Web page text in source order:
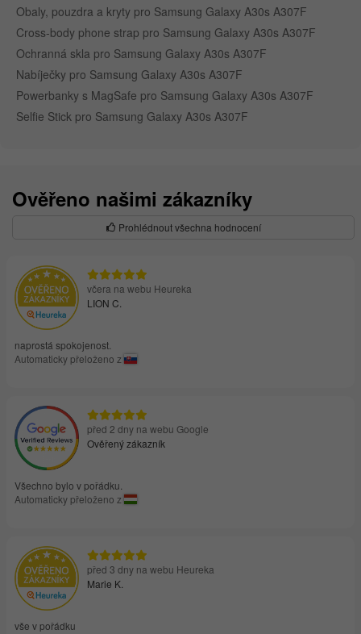
Obaly, pouzdra a kryty pro Samsung Galaxy A30s A307F
Cross-body phone strap pro Samsung Galaxy A30s A307F
Ochranná skla pro Samsung Galaxy A30s A307F
Nabíječky pro Samsung Galaxy A30s A307F
Powerbanky s MagSafe pro Samsung Galaxy A30s A307F
Selfie Stick pro Samsung Galaxy A30s A307F
Ověřeno našimi zákazníky
Prohlédnout všechna hodnocení
včera na webu Heureka
LION C.
naprostá spokojenost.
Automaticky přeloženo z
před 2 dny na webu Google
Ověřený zákazník
Všechno bylo v pořádku.
Automaticky přeloženo z
před 3 dny na webu Heureka
Marie K.
vše v pořádku